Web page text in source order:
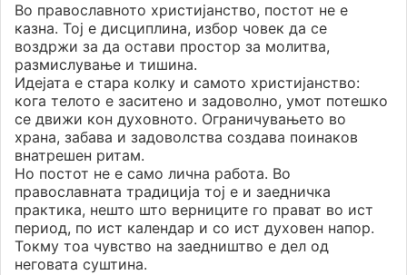
Во православното христијанство, постот не е
казна. Тој е дисциплина, избор човек да се
воздржи за да остави простор за молитва,
размислување и тишина.
Идејата е стара колку и самото христијанство:
кога телото е заситено и задоволно, умот потешко
се движи кон духовното. Ограничувањето во
храна, забава и задоволства создава поинаков
внатрешен ритам.
Но постот не е само лична работа. Во
православната традиција тој е и заедничка
практика, нешто што верниците го прават во ист
период, по ист календар и со ист духовен напор.
Токму тоа чувство на заедништво е дел од
неговата суштина.